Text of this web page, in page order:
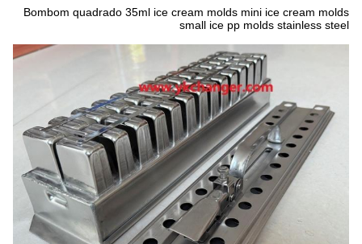
Bombom quadrado 35ml ice cream molds mini ice cream molds
small ice pp molds stainless steel